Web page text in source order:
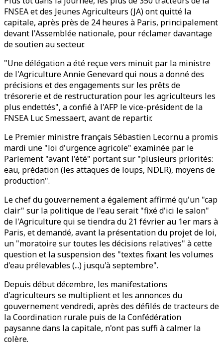
FNSEA et des Jeunes Agriculteurs (JA) ont quitté la
capitale, après près de 24 heures à Paris, principalement
devant l'Assemblée nationale, pour réclamer davantage
de soutien au secteur.
"Une délégation a été reçue vers minuit par la ministre
de l'Agriculture Annie Genevard qui nous a donné des
précisions et des engagements sur les prêts de
trésorerie et de restructuration pour les agriculteurs les
plus endettés", a confié à l'AFP le vice-président de la
FNSEA Luc Smessaert, avant de repartir.
Le Premier ministre français Sébastien Lecornu a promis
mardi une "loi d'urgence agricole" examinée par le
Parlement "avant l'été" portant sur "plusieurs priorités:
eau, prédation (les attaques de loups, NDLR), moyens de
production".
Le chef du gouvernement a également affirmé qu'un "cap
clair" sur la politique de l'eau serait "fixé d'ici le salon"
de l'Agriculture qui se tiendra du 21 février au 1er mars à
Paris, et demandé, avant la présentation du projet de loi,
un "moratoire sur toutes les décisions relatives" à cette
question et la suspension des "textes fixant les volumes
d'eau prélevables (...) jusqu'à septembre".
Depuis début décembre, les manifestations
d'agriculteurs se multiplient et les annonces du
gouvernement vendredi, après des défilés de tracteurs de
la Coordination rurale puis de la Confédération
paysanne dans la capitale, n'ont pas suffi à calmer la
colère.